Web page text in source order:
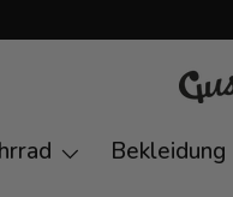
Bekleidung